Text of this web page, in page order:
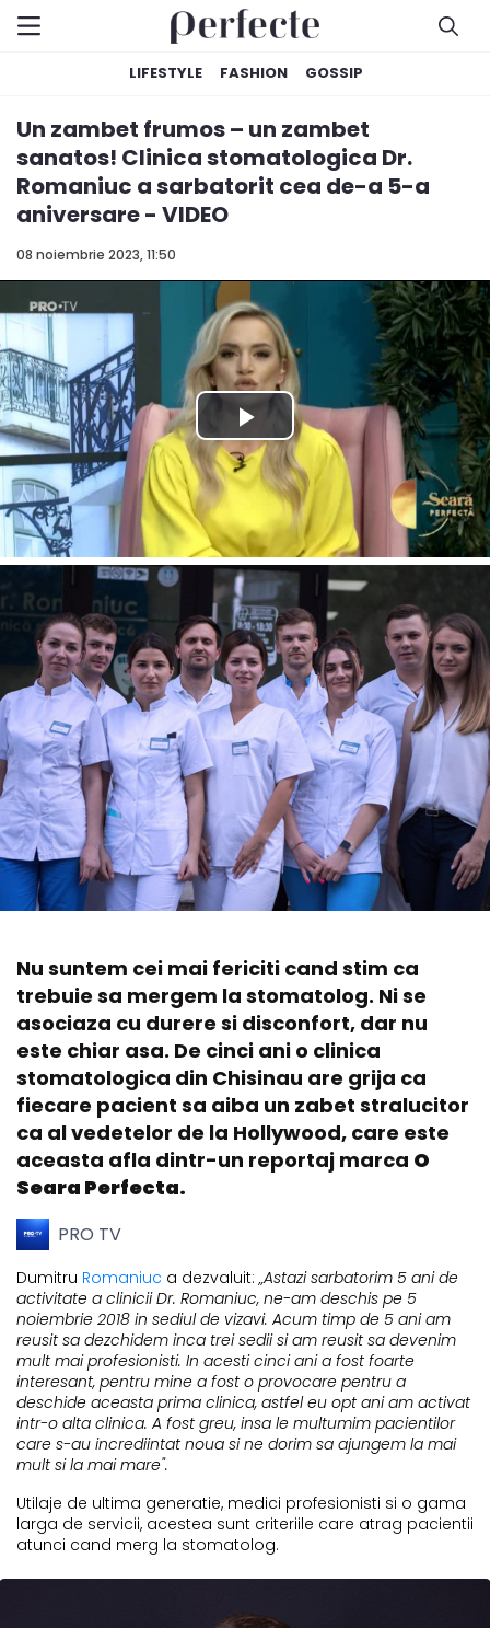
LIFESTYLE FASHION GOSSIP
08 noiembrie 2023, 11:50
Un zambet frumos – un zambet
sanatos! Clinica stomatologica Dr.
Romaniuc a sarbatorit cea de-a 5-a
aniversare - VIDEO
Nu suntem cei mai fericiti cand stim ca
trebuie sa mergem la stomatolog. Ni se
asociaza cu durere si disconfort, dar nu
este chiar asa. De cinci ani o clinica
stomatologica din Chisinau are grija ca
fiecare pacient sa aiba un zabet stralucitor
ca al vedetelor de la Hollywood, care este
aceasta afla dintr-un reportaj marca O
Seara Perfecta.
PRO TV
Dumitru Romaniuc a dezvaluit:„Astazi sarbatorim 5 ani de
activitate a clinicii Dr. Romaniuc, ne-am deschis pe 5
noiembrie 2018 in sediul de vizavi. Acum timp de 5 ani am
reusit sa dezchidem inca trei sedii si am reusit sa devenim
mult mai profesionisti. In acesti cinci ani a fost foarte
interesant, pentru mine a fost o provocare pentru a
deschide aceasta prima clinica, astfel eu opt ani am activat
intr-o alta clinica. A fost greu, insa le multumim pacientilor
care s-au incrediintat noua si ne dorim sa ajungem la mai
mult si la mai mare".
Utilaje de ultima generatie, medici profesionisti si o gama
larga de servicii, acestea sunt criteriile care atrag pacientii
atunci cand merg la stomatolog.